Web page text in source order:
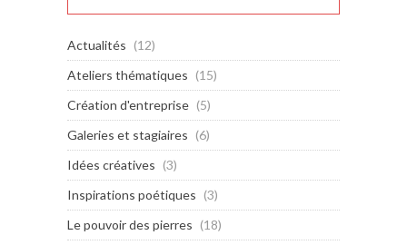
Actualités (12)
Ateliers thématiques (15)
Création d'entreprise (5)
Galeries et stagiaires (6)
Idées créatives (3)
Inspirations poétiques (3)
Le pouvoir des pierres (18)